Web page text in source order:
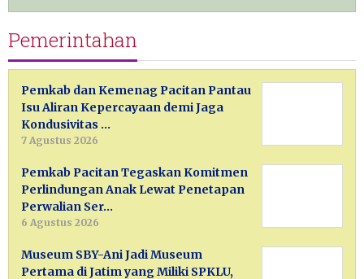
Pemerintahan
Pemkab dan Kemenag Pacitan Pantau
Isu Aliran Kepercayaan demi Jaga
Kondusivitas …
7 Agustus 2026
Pemkab Pacitan Tegaskan Komitmen
Perlindungan Anak Lewat Penetapan
Perwalian Ser…
6 Agustus 2026
Museum SBY-Ani Jadi Museum
Pertama di Jatim yang Miliki SPKLU,